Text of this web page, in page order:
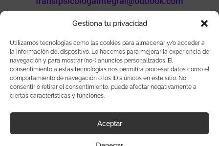
Gestiona tu privacidad
Utilizamos tecnologías como las cookies para almacenar y/o acceder a
la información del dispositivo. Lo hacemos para mejorar la experiencia de
navegación y para mostrar (no-) anuncios personalizados. El
consentimiento a estas tecnologías nos permitirá procesar datos como el
comportamiento de navegación o los ID's únicos en este sitio. No
consentir o retirar el consentimiento, puede afectar negativamente a
ciertas características y funciones.
Aceptar
Sigueme en mis redes